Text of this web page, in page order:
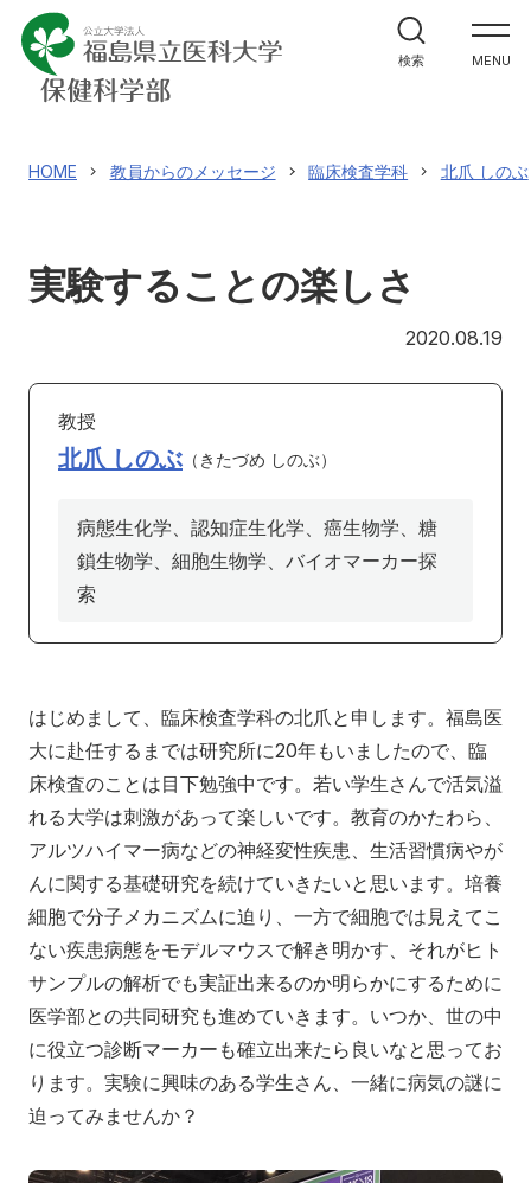
MENU
学部案内
学科紹介
大学院案内
教員メッセージ
施設紹介
入試情報
入学希望の方へ 在学生の方へ
卒業生の方へ 教職員の方へ
教職員募集（採用情報） 取材・撮影申し込み
アクセス 寄附 English お問い合わせ
検索
HOME 教員からのメッセージ 臨床検査学科 北爪 しのぶ
実験することの楽しさ
2020.08.19
教授
北爪 しのぶ きたづめ しのぶ
病態生化学、認知症生化学、癌生物学、糖
鎖生物学、細胞生物学、バイオマーカー探
索
はじめまして、臨床検査学科の北爪と申します。福島医
大に赴任するまでは研究所に20年もいましたので、臨
床検査のことは目下勉強中です。若い学生さんで活気溢
れる大学は刺激があって楽しいです。教育のかたわら、
アルツハイマー病などの神経変性疾患、生活習慣病やが
んに関する基礎研究を続けていきたいと思います。培養
細胞で分子メカニズムに迫り、一方で細胞では見えてこ
ない疾患病態をモデルマウスで解き明かす、それがヒト
サンプルの解析でも実証出来るのか明らかにするために
医学部との共同研究も進めていきます。いつか、世の中
に役立つ診断マーカーも確立出来たら良いなと思ってお
ります。実験に興味のある学生さん、一緒に病気の謎に
迫ってみませんか？